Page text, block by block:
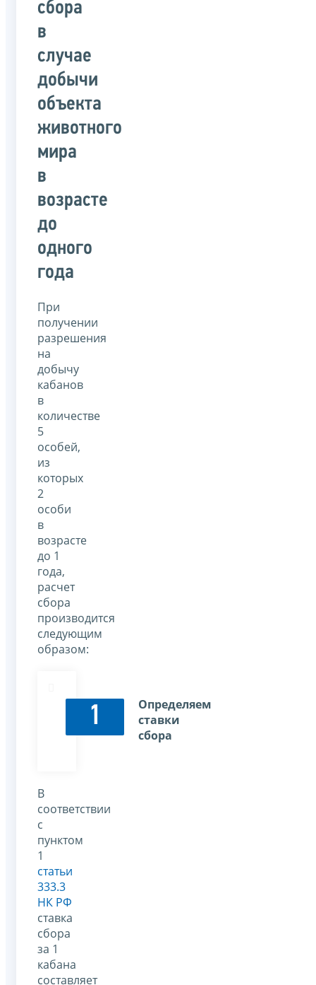
сбора
в
случае
добычи
объекта
животного
мира
в
возрасте
до
одного
года
При
получении
разрешения
на
добычу
кабанов
в
количестве
5
особей,
из
которых
2
особи
в
возрасте
до 1
года,
расчет
сбора
производится
следующим
образом:
1
Определяем
ставки
сбора
В
соответствии
с
пунктом
1
статьи
333.3
НК РФ
ставка
сбора
за 1
кабана
составляет